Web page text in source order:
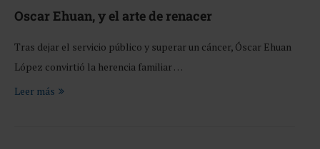
Oscar Ehuan, y el arte de renacer
Tras dejar el servicio público y superar un cáncer, Óscar Ehuan
López convirtió la herencia familiar …
Leer más